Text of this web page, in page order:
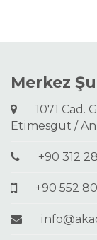
Merkez
1071 Cad.
Etimesgut /
+90 312
+90 552